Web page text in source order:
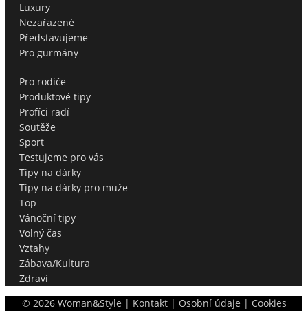
Luxury
Nezařazené
Představujeme
Pro gurmány
Pro rodiče
Produktové tipy
Profíci radí
Soutěže
Sport
Testujeme pro vás
Tipy na dárky
Tipy na dárky pro muže
Top
Vánoční tipy
Volný čas
Vztahy
Zábava/Kultura
Zdraví
© 2026Woman&Style | Kontakt| Osobní údaje | Cookies